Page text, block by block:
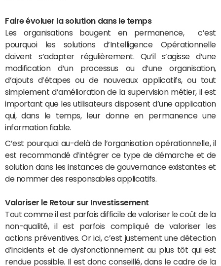
Faire évoluer la solution dans le temps
Les organisations bougent en permanence, c’est
pourquoi les solutions d’Intelligence Opérationnelle
doivent s’adapter régulièrement. Qu’il s’agisse d’une
modification d’un processus ou d’une organisation,
d’ajouts d’étapes ou de nouveaux applicatifs, ou tout
simplement d’amélioration de la supervision métier, il est
important que les utilisateurs disposent d’une application
qui, dans le temps, leur donne en permanence une
information fiable.
C’est pourquoi au-delà de l’organisation opérationnelle, il
est recommandé d’intégrer ce type de démarche et de
solution dans les instances de gouvernance existantes et
de nommer des responsables applicatifs.
Valoriser le Retour sur Investissement
Tout comme il est parfois difficile de valoriser le coût de la
non-qualité, il est parfois compliqué de valoriser les
actions préventives. Or ici, c’est justement une détection
d’incidents et de dysfonctionnement au plus tôt qui est
rendue possible. Il est donc conseillé, dans le cadre de la